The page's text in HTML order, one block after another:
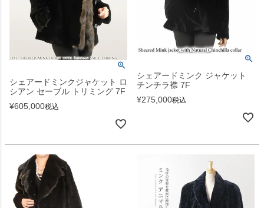
シェアードミンクジャケット ロ
シアン セーブル トリミング 7F
¥605,000税込
シェアードミンク ジャケット
チンチラ襟 7F
¥275,000税込